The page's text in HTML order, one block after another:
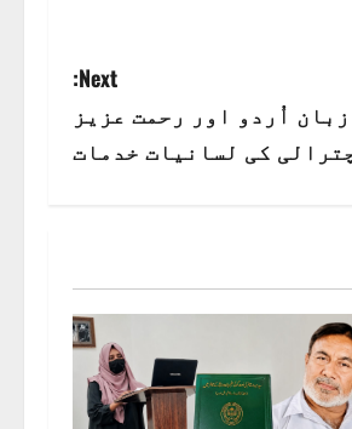
Next:
اُردو اور رحمت عزیز
کی لسانیات خدمات